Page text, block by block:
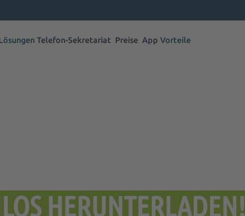
Telefon-Sekretariat Preise App Vorteile
HERUNTERLADEN!